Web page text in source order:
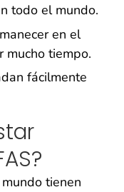
todo el mundo.
en el
mucho tiempo.
fácilmente
tienen